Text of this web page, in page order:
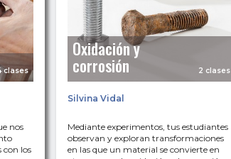
clases
nos
con los
Oxidación y
corrosión 2 clases
Silvina Vidal
Mediante experimentos, tus estudiantes
observan y exploran transformaciones
en las que un material se convierte en